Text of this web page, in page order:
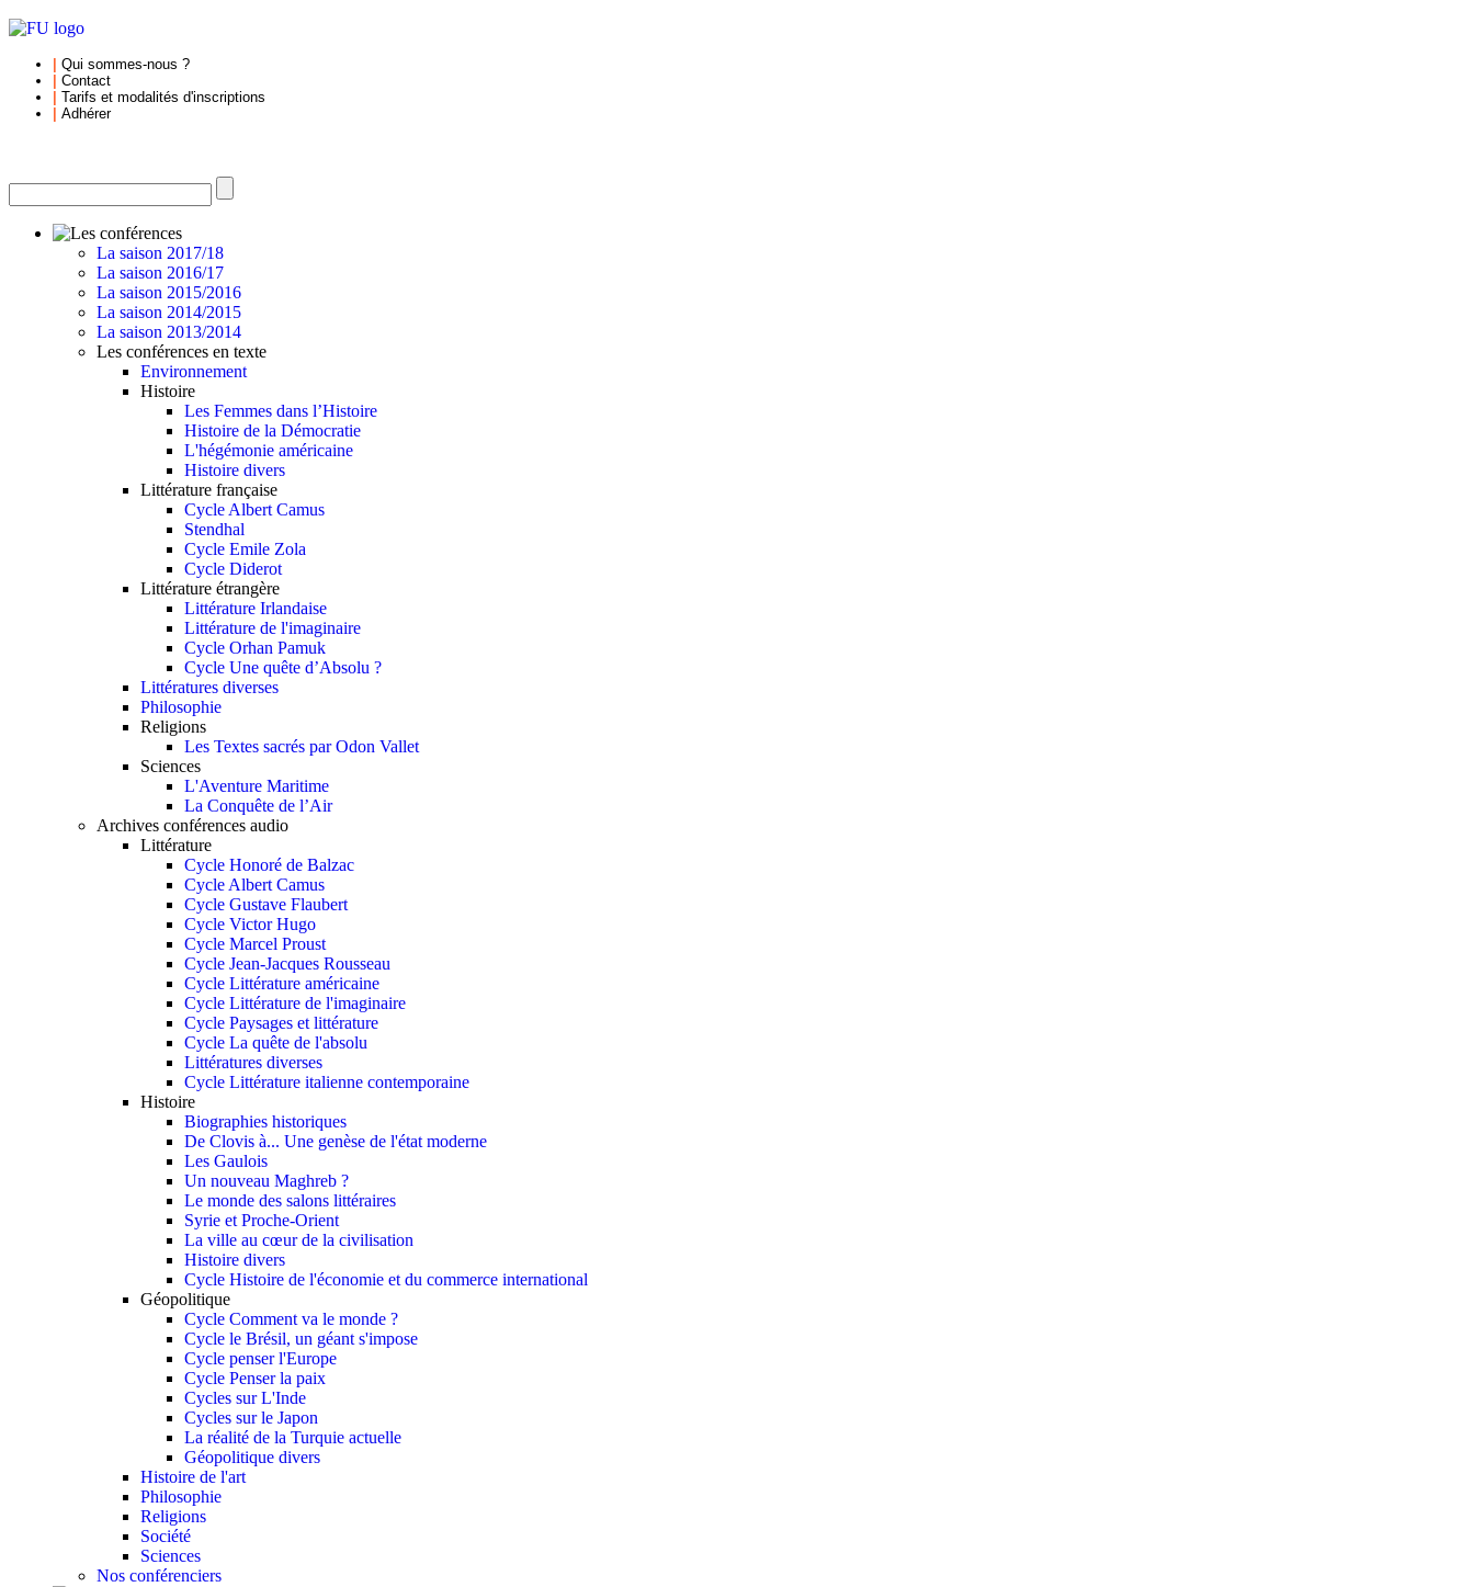
Qui sommes-nous ?
Contact
Tarifs et modalités d'inscriptions
Adhérer
La saison 2017/18
La saison 2016/17
La saison 2015/2016
La saison 2014/2015
La saison 2013/2014
Les conférences en texte
Environnement
Histoire
Les Femmes dans l’Histoire
Histoire de la Démocratie
L'hégémonie américaine
Histoire divers
Littérature française
Cycle Albert Camus
Stendhal
Cycle Emile Zola
Cycle Diderot
Littérature étrangère
Littérature Irlandaise
Littérature de l'imaginaire
Cycle Orhan Pamuk
Cycle Une quête d’Absolu ?
Littératures diverses
Philosophie
Religions
Les Textes sacrés par Odon Vallet
Sciences
L'Aventure Maritime
La Conquête de l’Air
Archives conférences audio
Littérature
Cycle Honoré de Balzac
Cycle Albert Camus
Cycle Gustave Flaubert
Cycle Victor Hugo
Cycle Marcel Proust
Cycle Jean-Jacques Rousseau
Cycle Littérature américaine
Cycle Littérature de l'imaginaire
Cycle Paysages et littérature
Cycle La quête de l'absolu
Littératures diverses
Cycle Littérature italienne contemporaine
Histoire
Biographies historiques
De Clovis à... Une genèse de l'état moderne
Les Gaulois
Un nouveau Maghreb ?
Le monde des salons littéraires
Syrie et Proche-Orient
La ville au cœur de la civilisation
Histoire divers
Cycle Histoire de l'économie et du commerce international
Géopolitique
Cycle Comment va le monde ?
Cycle le Brésil, un géant s'impose
Cycle penser l'Europe
Cycle Penser la paix
Cycles sur L'Inde
Cycles sur le Japon
La réalité de la Turquie actuelle
Géopolitique divers
Histoire de l'art
Philosophie
Religions
Société
Sciences
Nos conférenciers